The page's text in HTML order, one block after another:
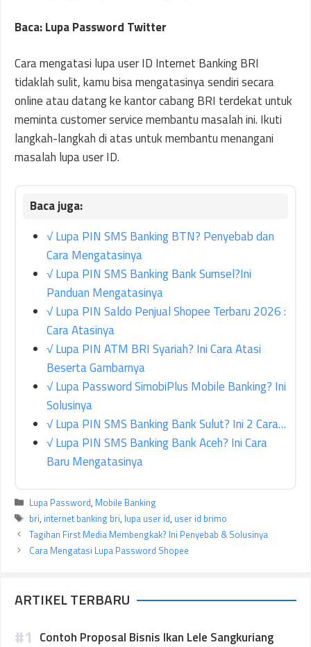
Baca: Lupa Password Twitter
Cara mengatasi lupa user ID Internet Banking BRI
tidaklah sulit, kamu bisa mengatasinya sendiri secara
online atau datang ke kantor cabang BRI terdekat untuk
meminta customer service membantu masalah ini. Ikuti
langkah-langkah di atas untuk membantu menangani
masalah lupa user ID.
√ Lupa PIN SMS Banking BTN? Penyebab dan
Cara Mengatasinya
√ Lupa PIN SMS Banking Bank Sumsel?Ini
Panduan Mengatasinya
√ Lupa PIN Saldo Penjual Shopee Terbaru 2026 :
Cara Atasinya
√ Lupa PIN ATM BRI Syariah? Ini Cara Atasi
Beserta Gambarnya
√ Lupa Password SimobiPlus Mobile Banking? Ini
Solusinya
√ Lupa PIN SMS Banking Bank Sulut? Ini 2 Cara…
√ Lupa PIN SMS Banking Bank Aceh? Ini Cara
Baru Mengatasinya
Kategori
Lupa Password, Mobile Banking
Tag
bri, internet banking bri, lupa user id, user id brimo
Tagihan First Media Membengkak? Ini Penyebab & Solusinya
Cara Mengatasi Lupa Password Shopee
ARTIKEL TERBARU
Contoh Proposal Bisnis Ikan Lele Sangkuriang